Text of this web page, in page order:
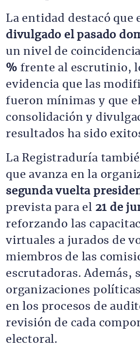
La entidad destacó que
divulgado el pasado
un nivel de
% frente al escrutinio,
evidencia que las
fueron mínimas y que
consolidación y
resultados ha sido
La Registraduría
segunda vuelta
prevista para el 21 de
reforzando las
virtuales a jurados de
miembros de las
escrutadoras. Además,
organizaciones
en los procesos de
revisión de cada
electoral.